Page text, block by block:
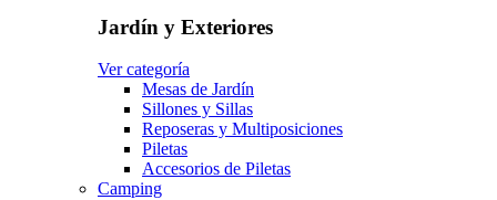
Jardín y Exteriores
Ver categoría
Mesas de Jardín
Sillones y Sillas
Reposeras y Multiposiciones
Piletas
Accesorios de Piletas
Camping